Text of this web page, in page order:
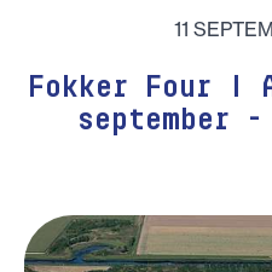
11
Fokker Four |
september -